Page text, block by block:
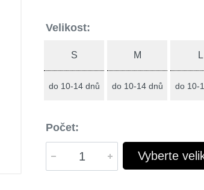
Velikost:
S
do 10-14 dnů
M
do 10-14 dnů
L
do 10-
Počet:
Vyberte